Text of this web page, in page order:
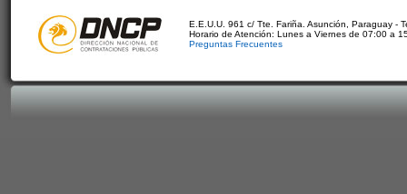
E.E.U.U. 961 c/ Tte. Fariña. Asunción, Paraguay -
Horario de Atención: Lunes a Viernes de 07:00 a
Preguntas Frecuentes